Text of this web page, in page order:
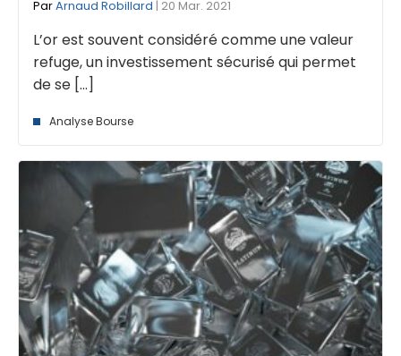
ParArnaud Robillard | 20 Mar. 2021
L’or est souvent considéré comme une valeur
refuge, un investissement sécurisé qui permet
de se [...]
Analyse Bourse